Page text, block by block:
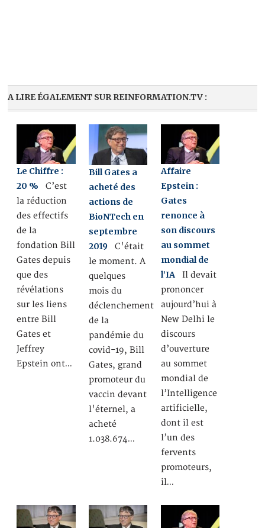
A LIRE ÉGALEMENT SUR REINFORMATION.TV :
Le Chiffre :
20 % C’est
la réduction
des effectifs
de la
fondation Bill
Gates depuis
que des
révélations
sur les liens
entre Bill
Gates et
Jeffrey
Epstein ont…
Bill Gates a
acheté des
actions de
BioNTech en
septembre
2019 C'était
le moment. A
quelques
mois du
déclenchement
de la
pandémie du
covid-19, Bill
Gates, grand
promoteur du
vaccin devant
l'éternel, a
acheté
1.038.674…
Affaire
Epstein :
Gates
renonce à
son discours
au sommet
mondial de
l’IA Il devait
prononcer
aujourd’hui à
New Delhi le
discours
d’ouverture
au sommet
mondial de
l’Intelligence
artificielle,
dont il est
l’un des
fervents
promoteurs,
il…